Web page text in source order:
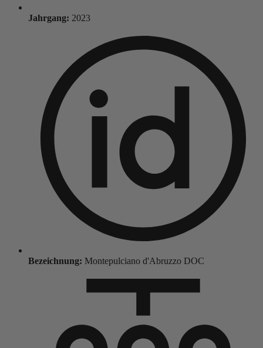
Jahrgang: 2023
Bezeichnung: Montepulciano d'Abruzzo DOC